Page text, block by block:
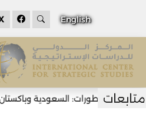
English
السعودية وباكستان وتركيا